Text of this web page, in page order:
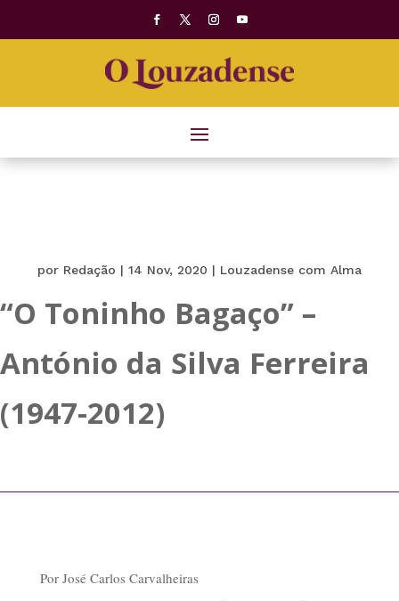
por Redação | 14 Nov, 2020 | Louzadense com Alma
“O Toninho Bagaço” –
António da Silva Ferreira
(1947-2012)
Por José Carlos Carvalheiras